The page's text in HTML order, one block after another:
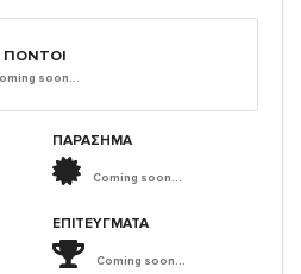
ΠΌΝΤΟΙ
soon...
ΠΑΡΑΣΗΜΑ
Coming soon...
ΕΠΙΤΕΎΓΜΑΤΑ
Coming soon...